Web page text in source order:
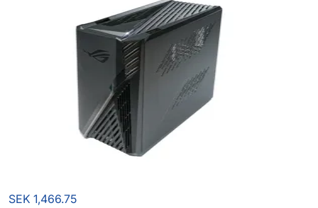
SEK 1,466.75